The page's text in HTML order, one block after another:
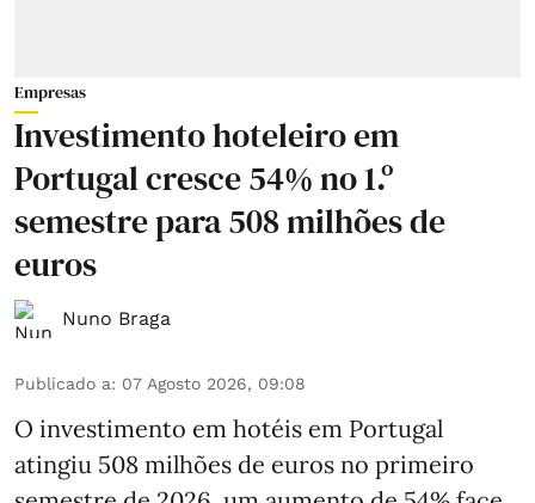
Empresas
Investimento hoteleiro em
Portugal cresce 54% no 1.º
semestre para 508 milhões de
euros
Nuno Braga
Publicado a: 07 Agosto 2026, 09:08
O investimento em hotéis em Portugal
atingiu 508 milhões de euros no primeiro